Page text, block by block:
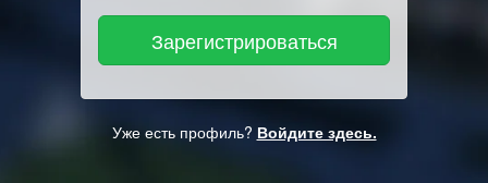
Уже есть профиль? Войдите здесь.